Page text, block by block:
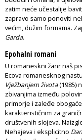
zatim neće učestalije
zapravo samo ponoviti
većim, dužim formama.
Garda.
Epohalni romani
U romaneskni žanr naš
Ecova romanesknog
Vježbanjem života(1985)
zbivanjima između
primorje i zaleđe
karakterističnim za
društvenih slojeva.
Nehajeva i eksplicitno